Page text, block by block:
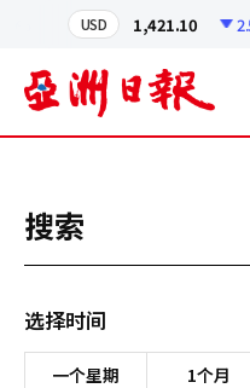
USD 1,421.10 2.5
搜索
选择时间
一个星期 1个月